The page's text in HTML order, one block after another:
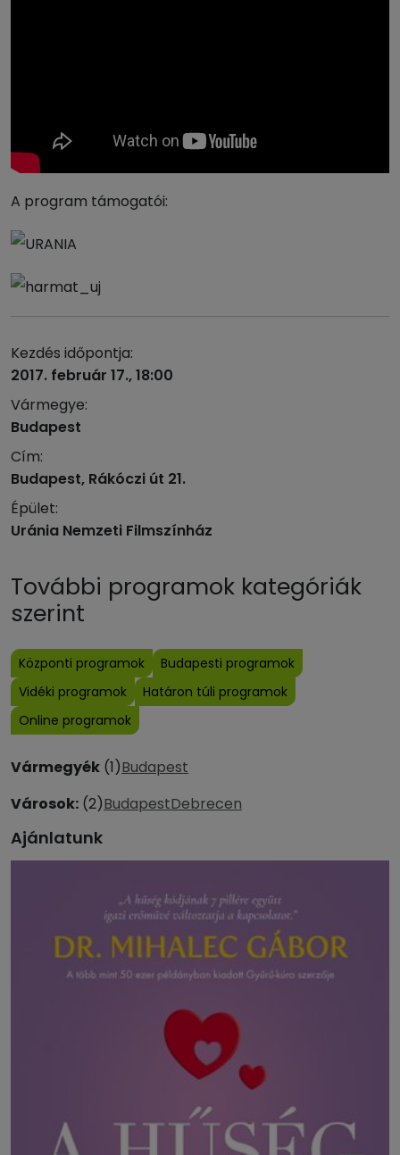
A program támogatói:
Kezdés időpontja:
2017. február 17., 18:00
Vármegye:
Budapest
Cím:
Budapest, Rákóczi út 21.
Épület:
Uránia Nemzeti Filmszínház
További programok kategóriák
szerint
Központi programok
Budapesti programok
Vidéki programok
Határon túli programok
Online programok
Vármegyék (1)Budapest
Városok: (2)BudapestDebrecen
Ajánlatunk